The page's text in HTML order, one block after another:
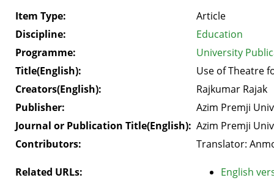
Item Type:
Article
Discipline:
Education
Programme:
University
Title(English):
Use of Theatre
Creators(English):
Rajkumar Rajak
Publisher:
Azim Premji
Journal or Publication Title(English): Azim Premji
Contributors:
Translator:
Related URLs: English